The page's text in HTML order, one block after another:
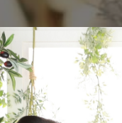
小学生の
卒業袴レン
先生の卒業
選ばれる理由